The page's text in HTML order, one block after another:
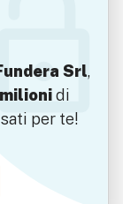
Srl,
di
per te!